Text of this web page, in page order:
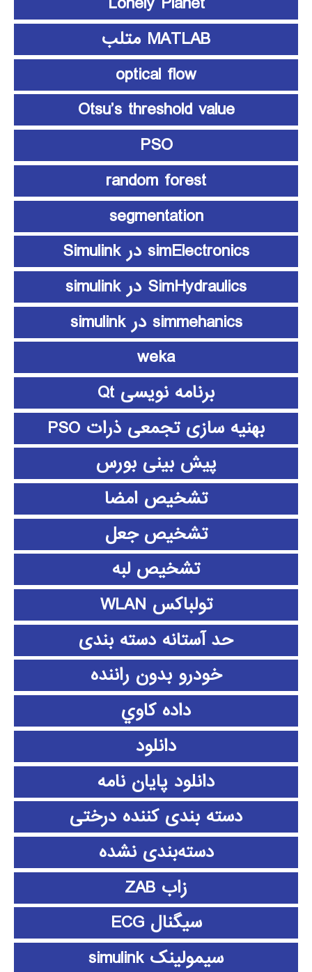
MATLAB متلب
optical flow
Otsu’s threshold value
PSO
random forest
segmentation
simElectronics در Simulink
SimHydraulics در simulink
simmehanics در simulink
weka
برنامه نویسی Qt
بهنیه سازی تجمعی ذرات PSO
پیش بینی بورس
تشخیص امضا
تشخیص جعل
تشخیص لبه
تولباکس WLAN
حد آستانه دسته بندی
خودرو بدون راننده
داده كاوي
دانلود
دانلود پايان نامه
دسته بندی کننده درختی
دسته‌بندی نشده
زاب ZAB
سیگنال ECG
سیمولینک simulink